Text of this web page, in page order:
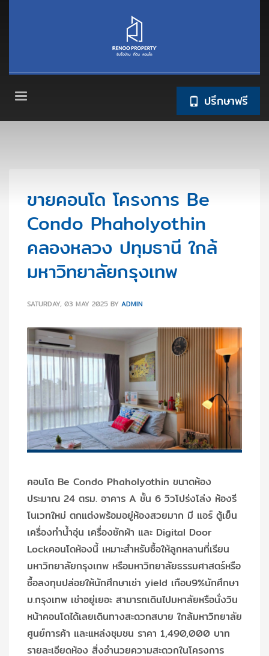
ปรึกษาฟรี
ขายคอนโด โครงการ Be
Condo Phaholyothin
คลองหลวง ปทุมธานี ใกล้
มหาวิทยาลัยกรุงเทพ
SATURDAY, 03 MAY 2025 BY ADMIN
คอนโด Be Condo Phaholyothin ขนาดห้อง
ประมาณ 24 ตรม. อาคาร A ชั้น 6 วิวโปร่งโล่ง ห้องรี
โนเวทใหม่ ตกแต่งพร้อมอยู่ห้องสวยมาก มี แอร์ ตู้เย็น
เครื่องทำน้ำอุ่น เครื่องซักผ้า และ Digital Door
Lockคอนโดห้องนี้ เหมาะสำหรับซื้อให้ลูกหลานที่เรียน
มหาวิทยาลัยกรุงเทพ หรือมหาวิทยาลัยธรรมศาสตร์หรือ
ซื้อลงทุนปล่อยให้นักศึกษาเช่า yield เกือบ9%นักศึกษา
ม.กรุงเทพ เช่าอยู่เยอะ สามารถเดินไปมหาลัยหรือนั่งวิน
หน้าคอนโดได้เลยเดินทางสะดวกสบาย ใกล้มหาวิทยาลัย
ศูนย์การค้า และแหล่งชุมชน ราคา 1,490,000 บาท
รายละเอียดห้อง สิ่งอำนวยความสะดวกในโครงการ